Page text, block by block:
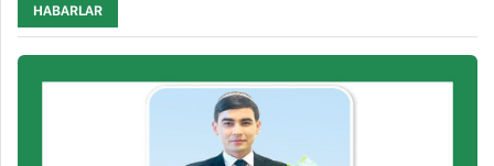
HABARLAR